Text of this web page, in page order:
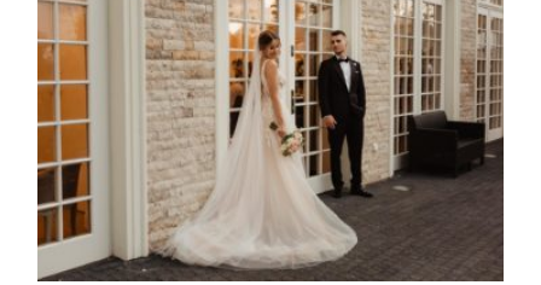
CONTENT CREATOR
FILM
O NAS
KONTAKT